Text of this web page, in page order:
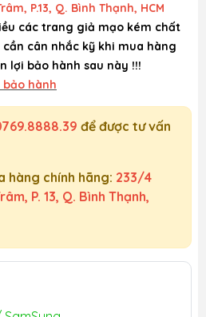
P.13, Q. Bình Thạnh, HCM
các trang giả mạo kém chất
cân nhắc kỹ khi mua hàng
lợi bảo hành sau này !!!
bảo hành
để được tư vấn
hàng chính hãng: 233/4
P. 13, Q. Bình Thạnh,